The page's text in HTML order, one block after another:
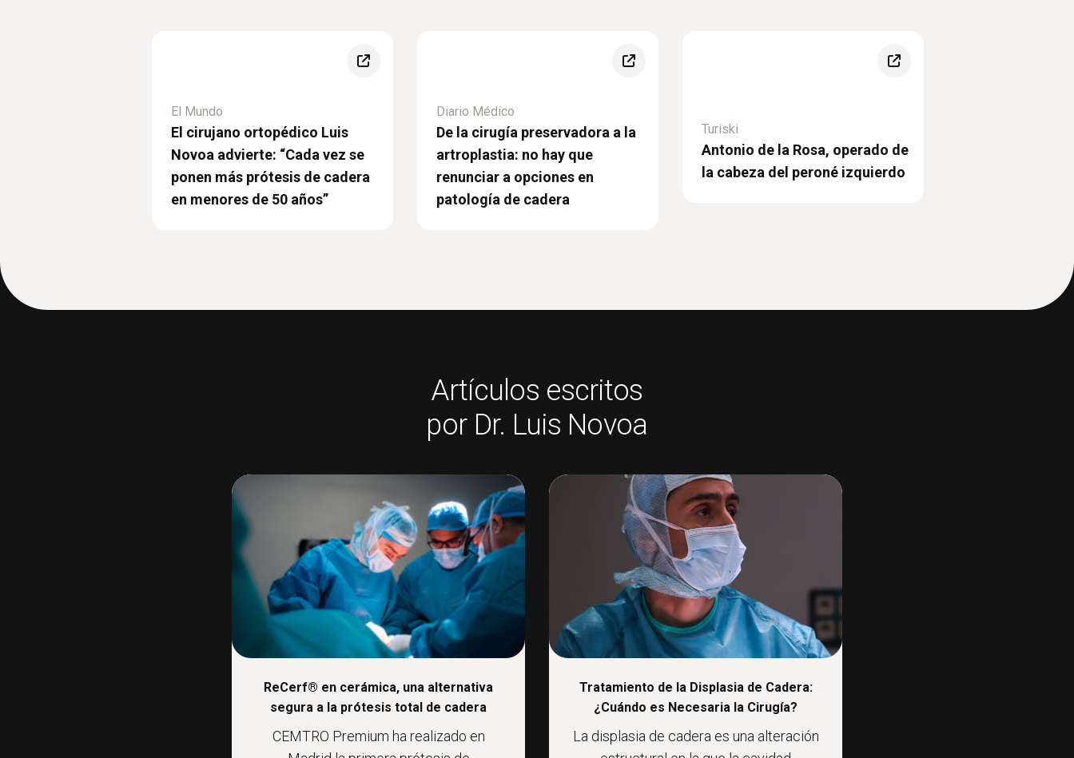
El Mundo
El cirujano ortopédico Luis
Novoa advierte: “Cada vez se
ponen más prótesis de cadera
en menores de 50 años”
Diario Médico
De la cirugía preservadora a la
artroplastia: no hay que
renunciar a opciones en
patología de cadera
Turiski
Antonio de la Rosa, operado de
la cabeza del peroné izquierdo
Artículos escritos
por Dr. Luis Novoa
ReCerf® en cerámica, una alternativa
segura a la prótesis total de cadera
CEMTRO Premium ha realizado en
Tratamiento de la Displasia de Cadera:
¿Cuándo es Necesaria la Cirugía?
La displasia de cadera es una alteración